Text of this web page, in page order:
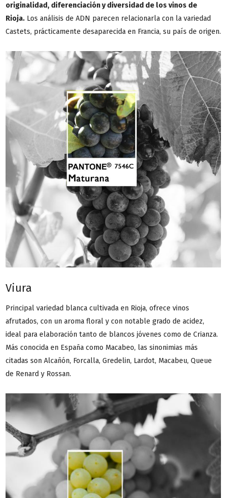
originalidad, diferenciación y diversidad de los vinos de
Rioja. Los análisis de ADN parecen relacionarla con la variedad
Castets, prácticamente desaparecida en Francia, su país de origen.
Viura
Principal variedad blanca cultivada en Rioja, ofrece vinos
afrutados, con un aroma floral y con notable grado de acidez,
ideal para elaboración tanto de blancos jóvenes como de Crianza.
Más conocida en España como Macabeo, las sinonimias más
citadas son Alcañón, Forcalla, Gredelin, Lardot, Macabeu, Queue
de Renard y Rossan.